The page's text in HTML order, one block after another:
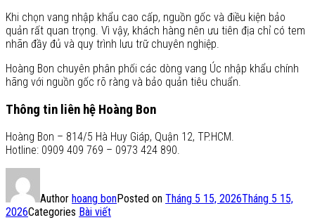
Khi chọn vang nhập khẩu cao cấp, nguồn gốc và điều kiện bảo
quản rất quan trọng. Vì vậy, khách hàng nên ưu tiên địa chỉ có tem
nhãn đầy đủ và quy trình lưu trữ chuyên nghiệp.
Hoàng Bon chuyên phân phối các dòng vang Úc nhập khẩu chính
hãng với nguồn gốc rõ ràng và bảo quản tiêu chuẩn.
Thông tin liên hệ Hoàng Bon
Hoàng Bon – 814/5 Hà Huy Giáp, Quận 12, TP.HCM.
Hotline: 0909 409 769 – 0973 424 890.
Author hoang bonPosted on Tháng 5 15, 2026Tháng 5 15,
2026Categories Bài viết